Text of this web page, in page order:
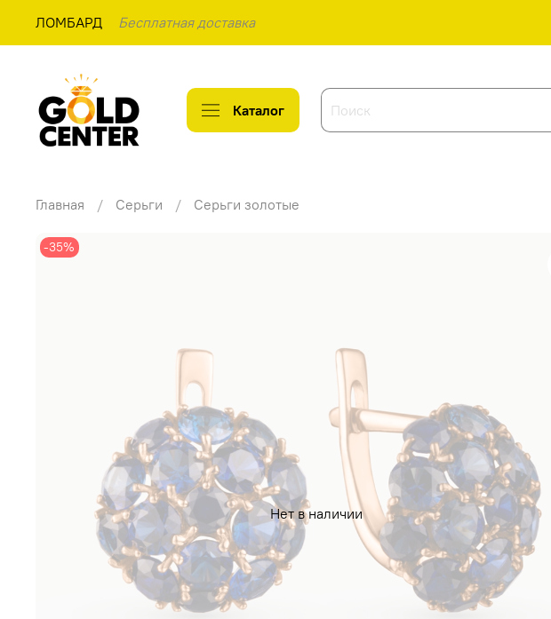
ЛОМБАРД Бесплатная доставка
Каталог
Главная Серьги Серьги золотые
Нет в наличии
-35%